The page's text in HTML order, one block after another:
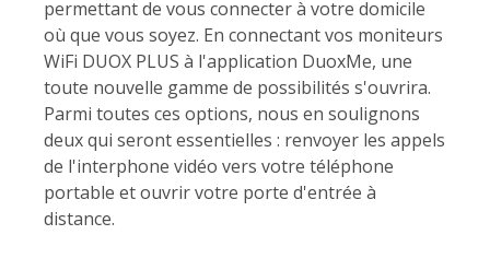
permettant de vous connecter à votre domicile
où que vous soyez. En connectant vos moniteurs
WiFi DUOX PLUS à l'application DuoxMe, une
toute nouvelle gamme de possibilités s'ouvrira.
Parmi toutes ces options, nous en soulignons
deux qui seront essentielles : renvoyer les appels
de l'interphone vidéo vers votre téléphone
portable et ouvrir votre porte d'entrée à
distance.